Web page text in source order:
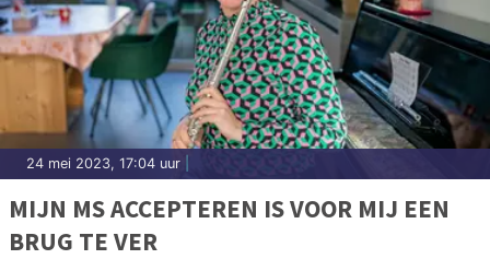
24 mei 2023, 17:04 uur
MIJN MS ACCEPTEREN IS VOOR MIJ EEN
BRUG TE VER